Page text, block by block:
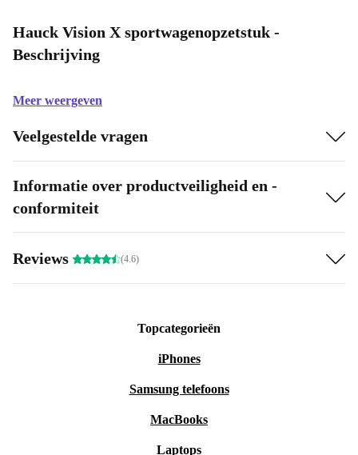
Hauck Vision X sportwagenopzetstuk -
Beschrijving
Meer weergeven
Veelgestelde vragen
Informatie over productveiligheid en -
conformiteit
Reviews (4.6)
Topcategorieën
iPhones
Samsung telefoons
MacBooks
Laptops